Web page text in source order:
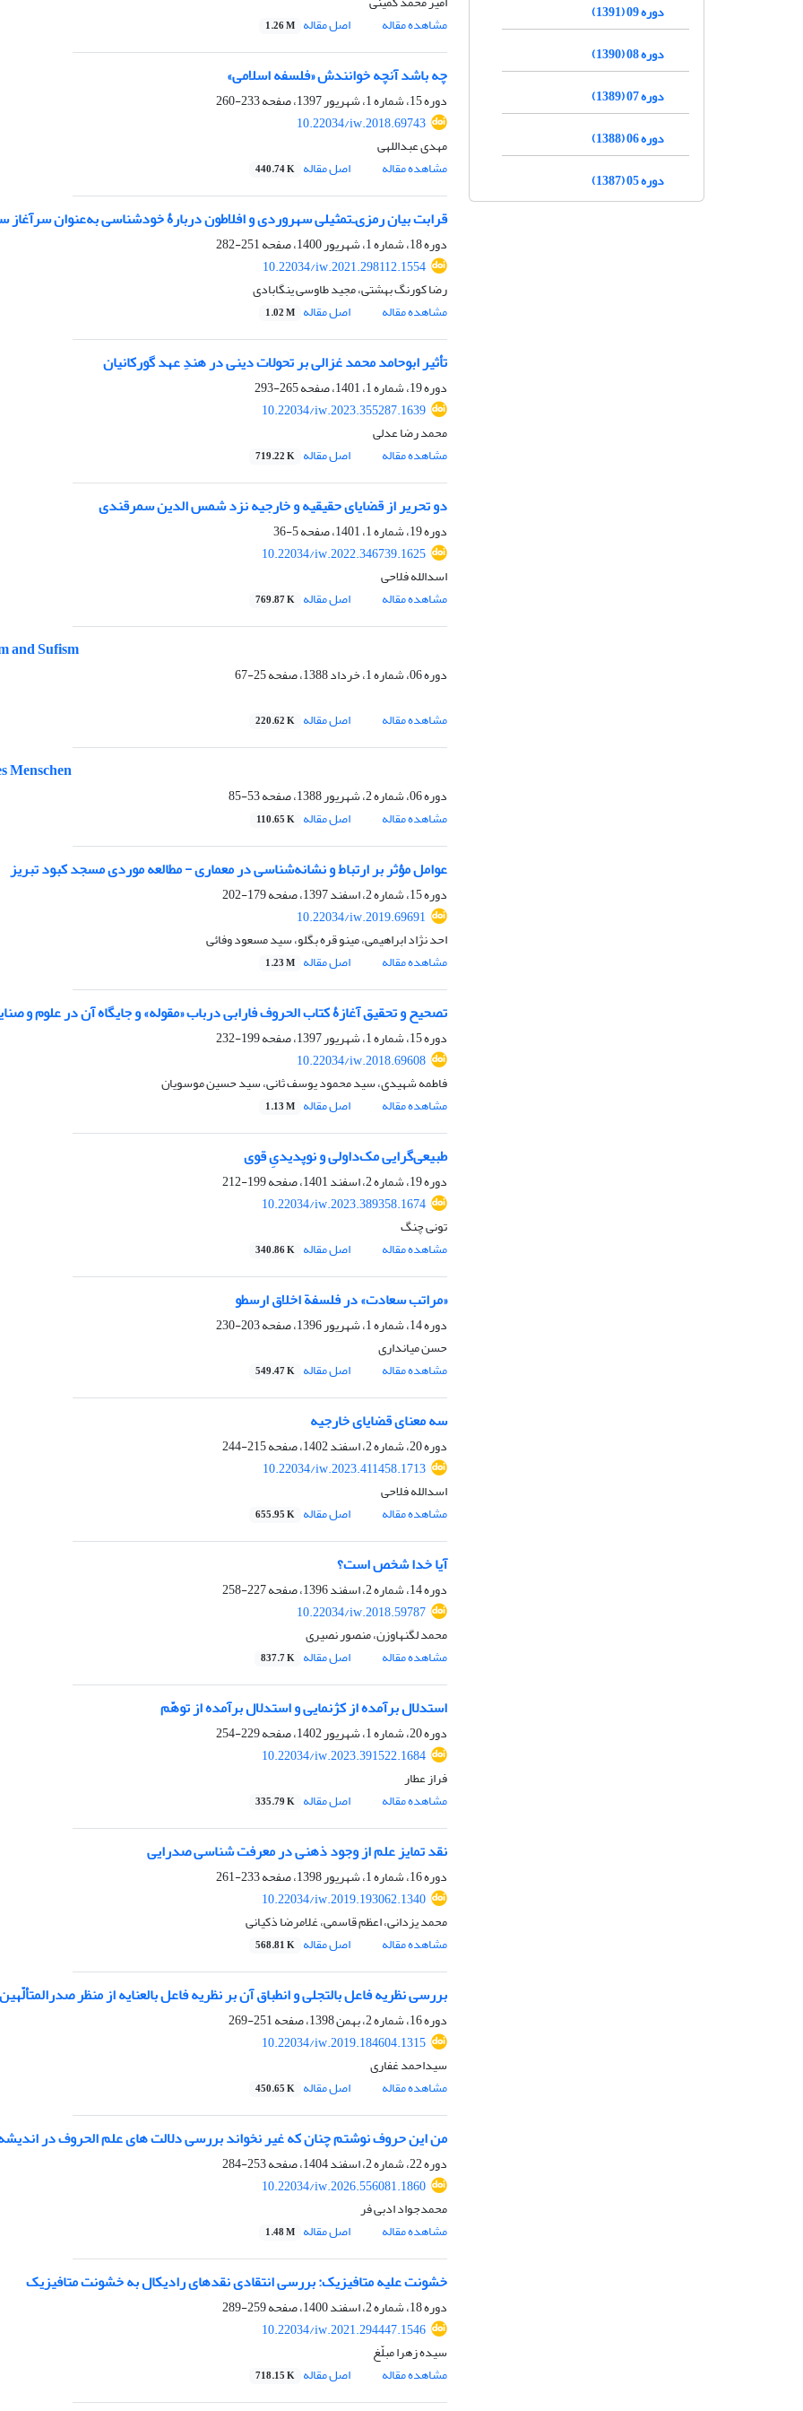
مشاهده مقاله
اصل مقاله 1.26 M
چه باشد آنچه خوانندش «فلسفه اسلامی»
دوره 15، شماره 1، شهریور 1397، صفحه
233-260
10.22034/iw.2018.69743
مهدی عبداللهی
مشاهده مقاله
اصل مقاله 440.74 K
قرابت بیان رمزی‌ـ‌تمثیلی سهروردی و افلاطون دربارۀ خودشناسی به‌عنوان
دوره 18، شماره 1، شهریور 1400، صفحه
251-282
10.22034/iw.2021.298112.1554
رضا کورنگ بهشتی، مجید طاوسی ینگابادی
مشاهده مقاله
اصل مقاله 1.02 M
تأثیر ابوحامد محمد غزالی بر تحولات دینی در هندِ عهد گورکانیان
دوره 19، شماره 1، 1401، صفحه
265-293
10.22034/iw.2023.355287.1639
محمد رضا عدلی
مشاهده مقاله
اصل مقاله 719.22 K
دو تحریر از قضایای حقیقیه و خارجیه نزد شمس‌ الدین سمرقندی
دوره 19، شماره 1، 1401، صفحه
5-36
10.22034/iw.2022.346739.1625
اسدالله فلاحی
مشاهده مقاله
اصل مقاله 769.87 K
and Sufism
دوره 06، شماره 1، خرداد 1388، صفحه
25-67
مشاهده مقاله
اصل مقاله 220.62 K
Menschen
دوره 06، شماره 2، شهریور 1388، صفحه
53-85
مشاهده مقاله
اصل مقاله 110.65 K
عوامل مؤثر بر ارتباط و نشانه‌شناسی در معماری - مطالعه موردی مسجد کبود تبریز
دوره 15، شماره 2، اسفند 1397، صفحه
179-202
10.22034/iw.2019.69691
احد نژاد ابراهیمی، مینو قره بگلو، سید مسعود وفائی
مشاهده مقاله
اصل مقاله 1.23 M
تصحیح و تحقیق آغازۀ کتاب الحروف فارابی درباب «مقوله» و جایگاه آن در علوم و
دوره 15، شماره 1، شهریور 1397، صفحه
199-232
10.22034/iw.2018.69608
فاطمه شهیدی، سید محمود یوسف ثانی، سید حسین موسویان
مشاهده مقاله
اصل مقاله 1.13 M
طبیعی‌گرایی مک‌داولی و نوپدیدیِ قوی
دوره 19، شماره 2، اسفند 1401، صفحه
199-212
10.22034/iw.2023.389358.1674
تونی چنگ
مشاهده مقاله
اصل مقاله 340.86 K
«مراتب سعادت» در فلسفة اخلاق ارسطو
دوره 14، شماره 1، شهریور 1396، صفحه
203-230
حسن میانداری
مشاهده مقاله
اصل مقاله 549.47 K
سه معنای قضایای خارجیه
دوره 20، شماره 2، اسفند 1402، صفحه
215-244
10.22034/iw.2023.411458.1713
اسدالله فلاحی
مشاهده مقاله
اصل مقاله 655.95 K
آیا خدا شخص است؟
دوره 14، شماره 2، اسفند 1396، صفحه
227-258
10.22034/iw.2018.59787
محمد لگنهاوزن، منصور نصیری
مشاهده مقاله
اصل مقاله 837.7 K
استدلال برآمده از کژنمایی و استدلال برآمده از توهّم
دوره 20، شماره 1، شهریور 1402، صفحه
229-254
10.22034/iw.2023.391522.1684
فراز عطار
مشاهده مقاله
اصل مقاله 335.79 K
نقد تمایز علم از وجود ذهنی در معرفت شناسی صدرایی
دوره 16، شماره 1، شهریور 1398، صفحه
233-261
10.22034/iw.2019.193062.1340
محمد یزدانی، اعظم قاسمی، غلامرضا ذکیانی
مشاهده مقاله
اصل مقاله 568.81 K
بررسی نظریه فاعل بالتجلی و انطباق آن بر نظریه فاعل بالعنایه از منظر
دوره 16، شماره 2، بهمن 1398، صفحه
251-269
10.22034/iw.2019.184604.1315
سیداحمد غفاری
مشاهده مقاله
اصل مقاله 450.65 K
من این حروف نوشتم چنان که غیر نخواند بررسی دلالت های علم الحروف در
دوره 22، شماره 2، اسفند 1404، صفحه
253-284
10.22034/iw.2026.556081.1860
محمدجواد ادبی فر
مشاهده مقاله
اصل مقاله 1.48 M
خشونت علیه متافیزیک: بررسی انتقادی نقدهای رادیکال به خشونت متافیزیک
دوره 18، شماره 2، اسفند 1400، صفحه
259-289
10.22034/iw.2021.294447.1546
سیده زهرا مبلّغ
مشاهده مقاله
اصل مقاله 718.15 K
دوره 09 (1391)
دوره 08 (1390)
دوره 07 (1389)
دوره 06 (1388)
دوره 05 (1387)